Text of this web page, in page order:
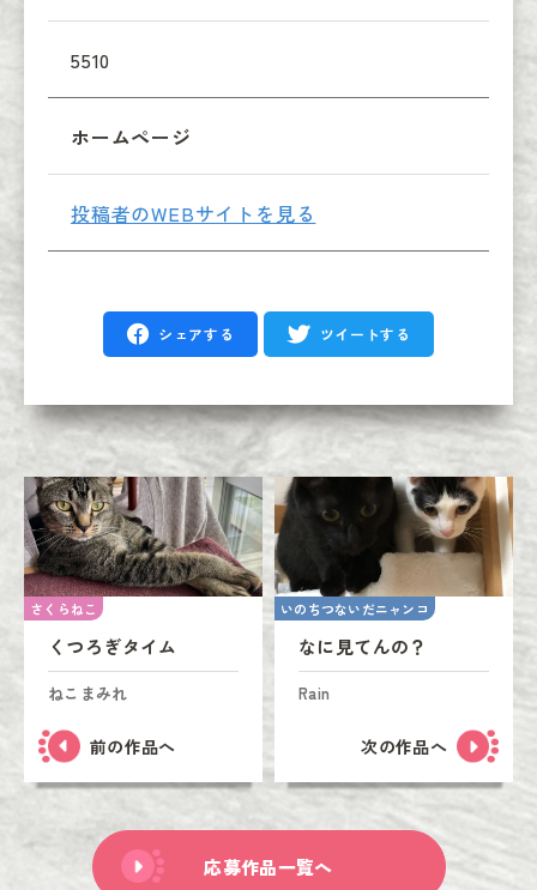
5510
ホームページ
投稿者のWEBサイトを見る
シェアする ツイートする
さくらねこ
くつろぎタイム
ねこまみれ
前の作品へ
いのちつないだニャンコ
なに見てんの？
Rain
次の作品へ
応募作品一覧へ